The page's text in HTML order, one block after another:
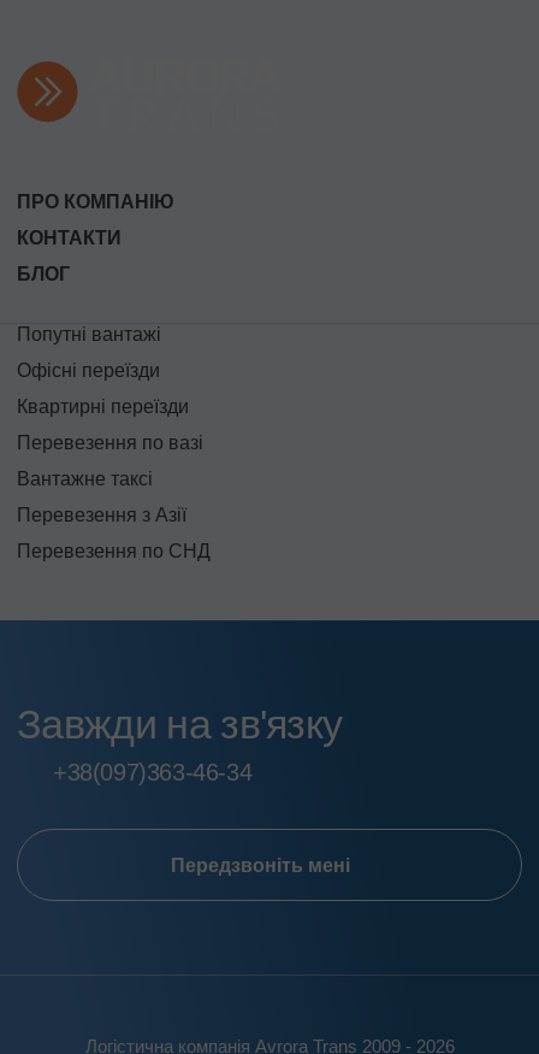
ПРО КОМПАНІЮ
КОНТАКТИ
БЛОГ
Попутні вантажі
Офісні переїзди
Квартирні переїзди
Перевезення по вазі
Вантажне таксі
Перевезення з Азії
Перевезення по СНД
Завжди на зв'язку
+38(097)363-46-34
Передзвоніть мені
Логістична компанія Avrora Trans 2009 - 2026